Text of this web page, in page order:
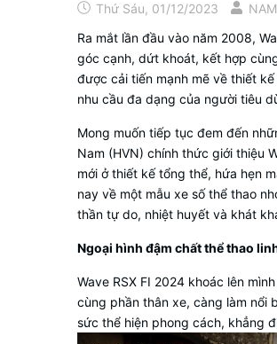
Thứ Sáu, 01/12/2023
Ra mắt lần đầu vào năm 2008,
góc cạnh, dứt khoát, kết hợp
được cải tiến mạnh mẽ về thiết
nhu cầu đa dạng của người tiêu
Mong muốn tiếp tục đem đến
Nam (HVN) chính thức giới thiệu
mới ở thiết kế tổng thể, hứa hẹn
nay về một mẫu xe số thể thao
thần tự do, nhiệt huyết và khát
Ngoại hình đậm chất thể thao
Wave RSX FI 2024 khoác lên
cùng phần thân xe, càng làm nổi
sức thể hiện phong cách, khẳng